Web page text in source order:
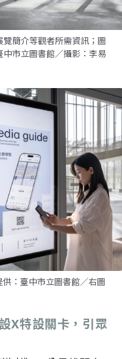
簡介等觀者所需資訊；圖
市立圖書館／攝影：李易
：臺中市立圖書館／右圖
設X特設關卡，引眾